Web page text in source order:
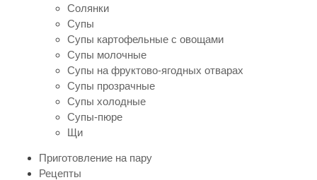
Солянки
Супы
Супы картофельные с овощами
Супы молочные
Супы на фруктово-ягодных отварах
Супы прозрачные
Супы холодные
Супы-пюре
Щи
Приготовление на пару
Рецепты